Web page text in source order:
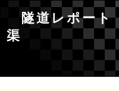
隧道レポー
渠